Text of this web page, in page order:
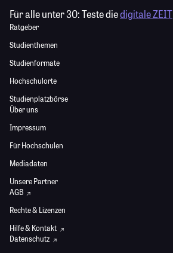
Für alle unter 30:Teste diedigitale ZEIT
Ratgeber
Studienthemen
Studienformate
Hochschulorte
Studienplatzbörse
Über uns
Impressum
Für Hochschulen
Mediadaten
Unsere Partner
AGB
Rechte & Lizenzen
Hilfe & Kontakt
Datenschutz